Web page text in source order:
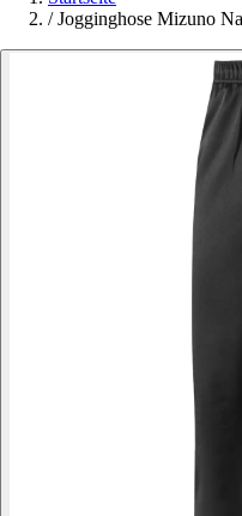
/ Jogginghose Mizuno